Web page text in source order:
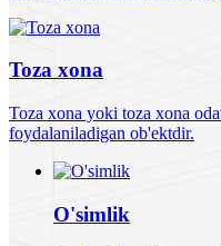
Toza xona
Toza xona yoki toza xona
foydalaniladigan ob'ektdir.
O'simlik